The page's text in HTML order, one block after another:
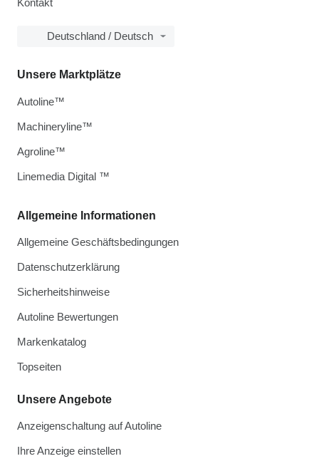
Kontakt
Deutschland / Deutsch
Allgemeine Informationen
Allgemeine Geschäftsbedingungen
Datenschutzerklärung
Sicherheitshinweise
Autoline Bewertungen
Markenkatalog
Topseiten
Unsere Angebote
Anzeigenschaltung auf Autoline
Ihre Anzeige einstellen
Unsere Marktplätze
Autoline™
Machineryline™
Agroline™
Linemedia Digital ™